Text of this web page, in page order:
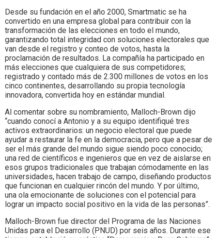
Desde su fundación en el año 2000, Smartmatic se ha
convertido en una empresa global para contribuir con la
transformación de las elecciones en todo el mundo,
garantizando total integridad con soluciones electorales que
van desde el registro y conteo de votos, hasta la
proclamación de resultados. La compañía ha participado en
más elecciones que cualquiera de sus competidores;
registrado y contado más de 2.300 millones de votos en los
cinco continentes, desarrollando su propia tecnología
innovadora, convertida hoy en estándar mundial.
Al comentar sobre su nombramiento, Malloch-Brown dijo
“cuando conocí a Antonio y a su equipo identifiqué tres
activos extraordinarios: un negocio electoral que puede
ayudar a restaurar la fe en la democracia, pero que a pesar de
ser el más grande del mundo sigue siendo poco conocido;
una red de científicos e ingenieros que en vez de aislarse en
esos grupos tradicionales que trabajan cómodamente en las
universidades, hacen trabajo de campo, diseñando productos
que funcionan en cualquier rincón del mundo. Y por último,
una ola emocionante de soluciones con el potencial para
lograr un impacto social positivo en la vida de las personas”.
Malloch-Brown fue director del Programa de las Naciones
Unidas para el Desarrollo (PNUD) por seis años. Durante ese